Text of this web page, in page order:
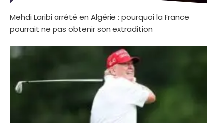
Mehdi Laribi arrêté en Algérie : pourquoi la France
pourrait ne pas obtenir son extradition